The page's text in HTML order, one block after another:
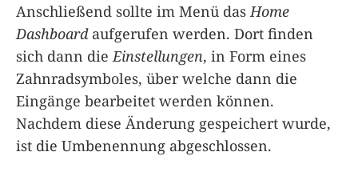
Anschließend sollte im Menü das Home
Dashboardaufgerufen werden. Dort finden
sich dann die Einstellungen, in Form eines
Zahnradsymboles, über welche dann die
Eingänge bearbeitet werden können.
Nachdem diese Änderung gespeichert wurde,
ist die Umbenennung abgeschlossen.